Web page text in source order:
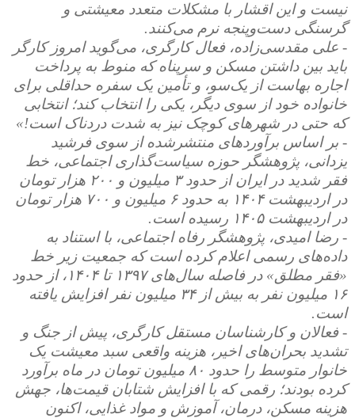
نیست و این اقشار با مشکلات متعدد معیشتی و
گرسنگی دست‌وپنجه نرم می‌کنند.
- علی مقدسی‌زاده، فعال کارگری، می‌گوید امروز کارگر
باید بین داشتن مسکن و سرپناه که منوط به پرداخت
اجاره بهاست از یک‌سو، و تأمین یک سفره حداقلی برای
خانواده خود از سوی دیگر، یکی را انتخاب کند؛ انتخابی
که حتی در شهرهای کوچک نیز به شدت دردناک است!»
- بر اساس برآوردهای منتشرشده از سوی فرشید
یزدانی، پژوهشگر حوزه سیاست‌گذاری اجتماعی، خط
فقر شدید در ایران از حدود ۳ میلیون و ۲۰۰ هزار تومان
در اردیبهشت ۱۴۰۴ به حدود ۶ میلیون و ۷۰۰ هزار تومان
در اردیبهشت ۱۴۰۵ رسیده است.
- رضا امیدی، پژوهشگر رفاه اجتماعی، با استناد به
داده‌های رسمی اعلام کرده است که جمعیت زیر خط
«فقر مطلق» در فاصله سال‌های ۱۳۹۷ تا ۱۴۰۴، از حدود
۱۶ میلیون نفر به بیش از ۳۴ میلیون نفر افزایش یافته
است.
- فعالان و کارشناسان مستقل کارگری، پیش از جنگ و
تشدید بحران‌های اخیر، هزینه واقعی سبد معیشت یک
خانوار متوسط را حدود ۸۰ میلیون تومان در ماه برآورد
کرده بودند؛ رقمی که با افزایش شتابان قیمت‌ها، جهش
هزینه مسکن، درمان، آموزش و مواد غذایی، اکنون